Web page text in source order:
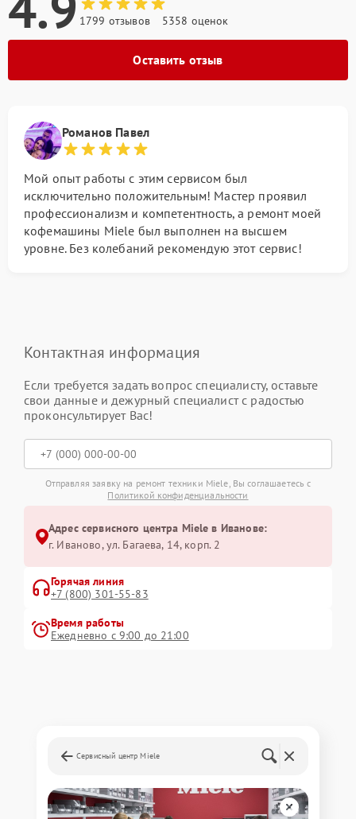
1799 отзывов 5358 оценок
Оставить отзыв
Романов Павел
Мой опыт работы с этим сервисом был
исключительно положительным! Мастер проявил
профессионализм и компетентность, а ремонт моей
кофемашины Miele был выполнен на высшем
уровне. Без колебаний рекомендую этот сервис!
Контактная информация
Если требуется задать вопрос специалисту, оставьте
свои данные и дежурный специалист с радостью
проконсультирует Вас!
Отправляя заявку на ремонт техники Miele, Вы соглашаетесь с
Политикой конфиденциальности
Адрес сервисного центра Miele в Иванове:
г. Иваново, ул. Багаева, 14, корп. 2
Горячая линия
+7 (800) 301-55-83
Время работы
Ежедневно с 9:00 до 21:00
Сервисный центр Miele